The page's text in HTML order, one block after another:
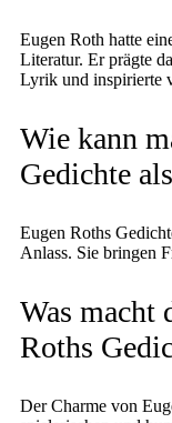
Eugen Roth hatte
Literatur. Er prägte
Lyrik und inspirierte
Wie kann
Gedichte
Eugen Roths
Anlass. Sie bringen
Was macht
Roths
Der Charme von